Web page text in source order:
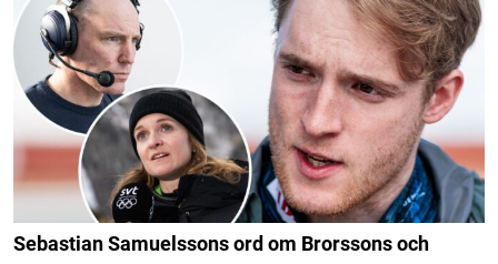
Sebastian Samuelssons ord om Brorssons och